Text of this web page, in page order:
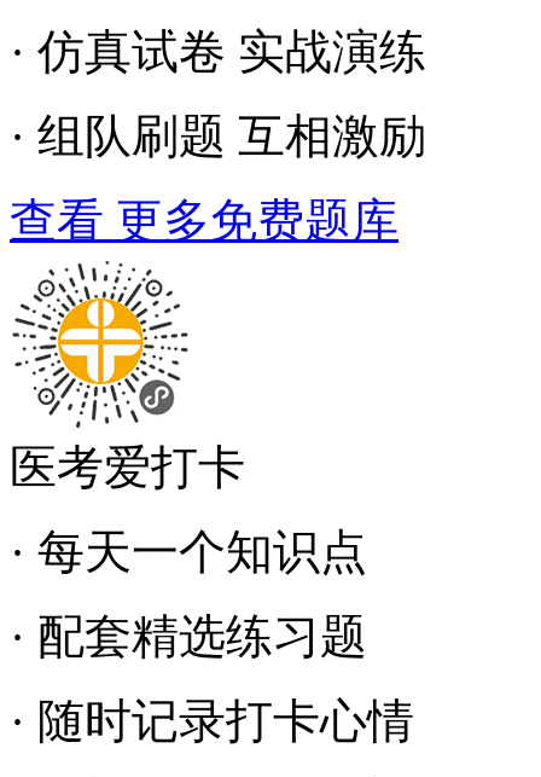
· 仿真试卷 实战演练
· 组队刷题 互相激励
查看 更多免费题库
医考爱打卡
· 每天一个知识点
· 配套精选练习题
· 随时记录打卡心情